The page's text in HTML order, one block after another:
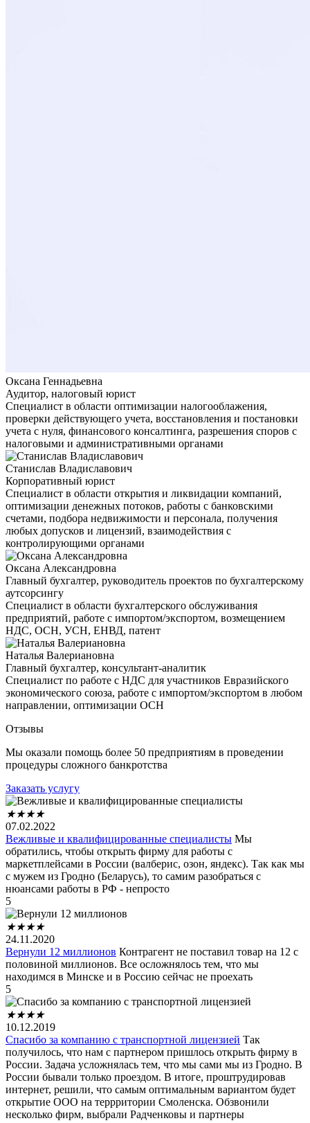
Оксана Геннадьевна
Аудитор, налоговый юрист
Специалист в области оптимизации налогооблажения,
проверки действующего учета, восстановления и постановки
учета с нуля, финансового консалтинга, разрешения споров с
налоговыми и административными органами
Станислав Владиславович
Корпоративный юрист
Специалист в области открытия и ликвидации компаний,
оптимизации денежных потоков, работы с банковскими
счетами, подбора недвижимости и персонала, получения
любых допусков и лицензий, взаимодействия с
контролирующими органами
Оксана Александровна
Главный бухгалтер, руководитель проектов по бухгалтерскому
аутсорсингу
Специалист в области бухгалтерского обслуживания
предприятий, работе с импортом/экспортом, возмещением
НДС, ОСН, УСН, ЕНВД, патент
Наталья Валериановна
Главный бухгалтер, консультант-аналитик
Специалист по работе с НДС для участников Евразийского
экономического союза, работе с импортом/экспортом в любом
направлении, оптимизации ОСН
Отзывы
Мы оказали помощь более 50 предприятиям в проведении
процедуры сложного банкротства
Заказать услугу
★★★★
07.02.2022
Вежливые и квалифицированные специалисты Мы
обратились, чтобы открыть фирму для работы с
маркетплейсами в России (валберис, озон, яндекс). Так как мы
с мужем из Гродно (Беларусь), то самим разобраться с
нюансами работы в РФ - непросто
5
★★★★
24.11.2020
Вернули 12 миллионов Контрагент не поставил товар на 12 с
половиной миллионов. Все осложнялось тем, что мы
находимся в Минске и в Россию сейчас не проехать
5
★★★★
10.12.2019
Спасибо за компанию с транспортной лицензией Так
получилось, что нам с партнером пришлось открыть фирму в
России. Задача усложнялась тем, что мы сами мы из Гродно. В
России бывали только проездом. В итоге, проштрудировав
интернет, решили, что самым оптимальным вариантом будет
открытие ООО на террритории Смоленска. Обзвонили
несколько фирм, выбрали Радченковы и партнеры